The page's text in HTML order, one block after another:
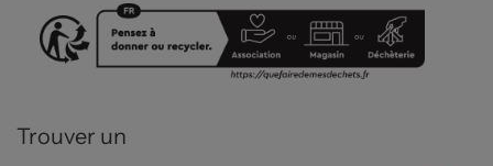
Trouver un